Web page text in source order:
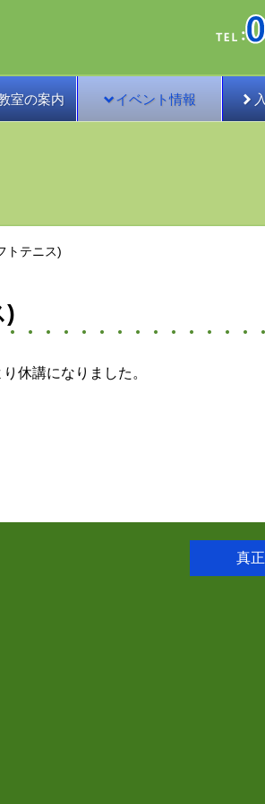
室の案内 イベント情報
トテニス)
)
休講になりました。
真